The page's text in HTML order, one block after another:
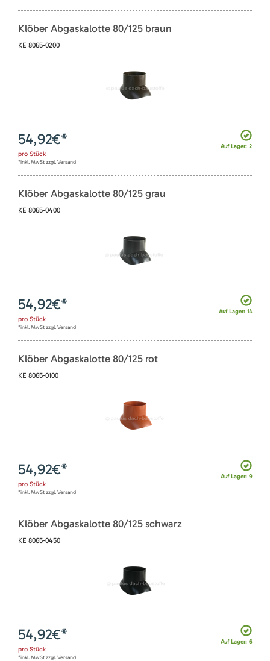
Klöber Abgaskalotte 80/125 braun
KE 8065-0200
Auf Lager: 2
54,92€*
pro Stück
*inkl. MwSt zzgl. Versand
Klöber Abgaskalotte 80/125 grau
KE 8065-0400
Auf Lager: 14
54,92€*
pro Stück
*inkl. MwSt zzgl. Versand
Klöber Abgaskalotte 80/125 rot
KE 8065-0100
Auf Lager: 9
54,92€*
pro Stück
*inkl. MwSt zzgl. Versand
Klöber Abgaskalotte 80/125 schwarz
KE 8065-0450
Auf Lager: 6
54,92€*
pro Stück
*inkl. MwSt zzgl. Versand